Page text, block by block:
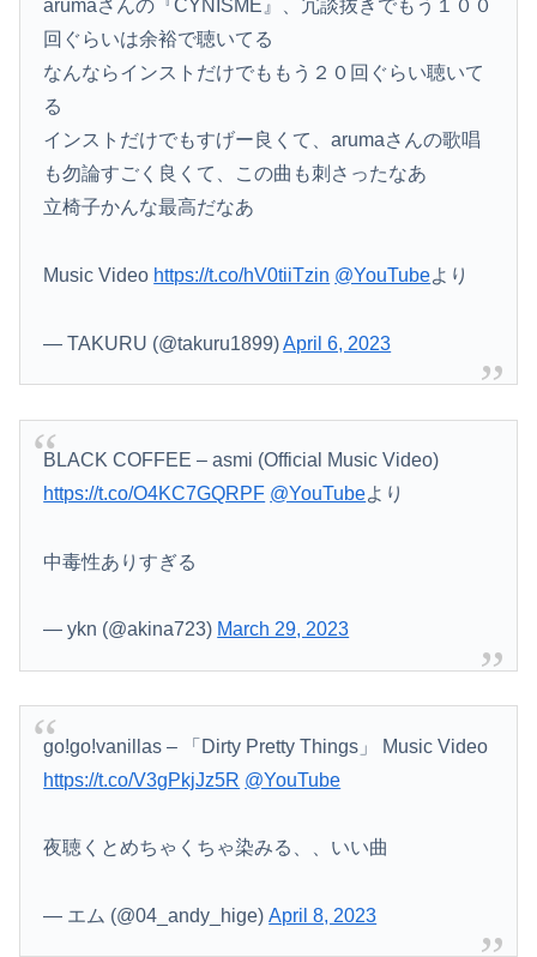
【ニュース】 台風13号、迷走・・・
arumaさんの『CYNISME』、冗談抜きでもう１００
回ぐらいは余裕で聴いてる
なんならインストだけでももう２０回ぐらい聴いて
る
インストだけでもすげー良くて、arumaさんの歌唱
も勿論すごく良くて、この曲も刺さったなあ
立椅子かんな最高だなあ
Music Video https://t.co/hV0tiiTzin @YouTubeより
— TAKURU (@takuru1899)April 6, 2023
BLACK COFFEE – asmi (Official Music Video)
https://t.co/O4KC7GQRPF @YouTubeより
中毒性ありすぎる
— ykn (@akina723) March 29, 2023
go!go!vanillas – 「Dirty Pretty Things」 Music Video
https://t.co/V3gPkjJz5R @YouTube
夜聴くとめちゃくちゃ染みる、、いい曲
— エム (@04_andy_hige)April 8, 2023